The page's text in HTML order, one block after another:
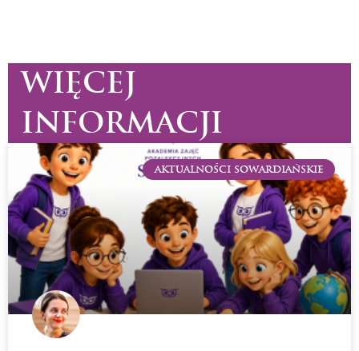
WIĘCEJ
INFORMACJI
AKTUALNOŚCI SOWARDIAŃSKIE